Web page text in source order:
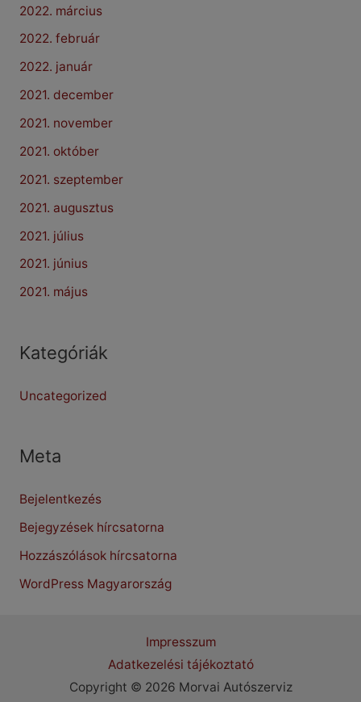
2022. március
2022. február
2022. január
2021. december
2021. november
2021. október
2021. szeptember
2021. augusztus
2021. július
2021. június
2021. május
Kategóriák
Uncategorized
Meta
Bejelentkezés
Bejegyzések hírcsatorna
Hozzászólások hírcsatorna
WordPress Magyarország
Impresszum
Adatkezelési tájékoztató
Copyright © 2026 Morvai Autószerviz